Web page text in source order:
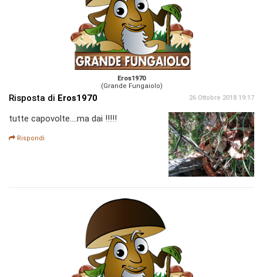
Eros1970
(Grande Fungaiolo)
Risposta di Eros1970 26 Ottobre 2018 19:17
tutte capovolte....ma dai !!!!!
Rispondi